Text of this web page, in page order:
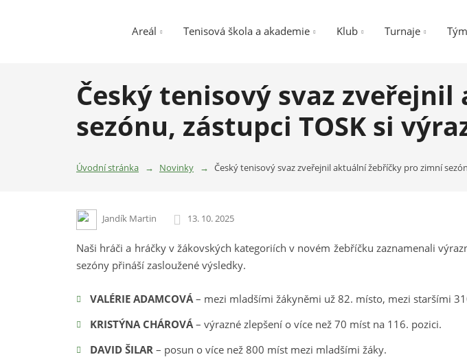
Areál Tenisová škola a akademie Klub Turnaje
Český tenisový svaz
sezónu, zástupci TOSK si
Úvodní stránka Novinky Český tenisový svaz zveřejnil aktuální žebříčky pro zimní
Jandík Martin 13. 10. 2025
Naši hráči a hráčky v žákovských kategoriích v novém žebříčku zaznamenali
sezóny přináší zasloužené výsledky.
VALÉRIE ADAMCOVÁ– mezi mladšími žákyněmi už 82. místo, mezi staršími
KRISTÝNA CHÁROVÁ– výrazné zlepšení o více než 70 míst na 116. pozici.
DAVID ŠILAR– posun o více než 800 míst mezi mladšími žáky.